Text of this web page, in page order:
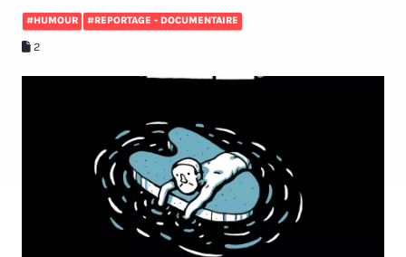
#HUMOUR #REPORTAGE - DOCUMENTAIRE
2